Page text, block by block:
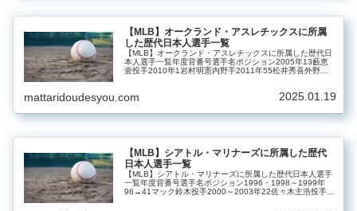
【MLB】オークランド・アスレチックスに所属
した歴代日本人選手一覧
【MLB】オークランド・アスレチックスに所属した歴代日
本人選手一覧年度背番号選手名ポジション2005年13藪恵
壹投手2010年1岩村明憲内野手2011年55松井秀喜外野手
mattaridoudesyou.com 2025.01.19
【MLB】シアトル・マリナーズに所属した歴代
日本人選手一覧
【MLB】シアトル・マリナーズに所属した歴代日本人選手
一覧年度背番号選手名ポジション1996・1998～1999年
96→41マック鈴木投手2000～2003年22佐々木主浩投手